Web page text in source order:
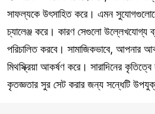
সাফল্যকে উৎসাহিত করে। এমন
চ্যালেঞ্জ করে। কারণ সেগুলো উল্লেখযোগ্য
পরিচালিত করবে। সামাজিকভাবে, আপনার
মিথস্ক্রিয়া আকর্ষণ করে। সারাদিনের
কৃতজ্ঞতার সুর সেট করার জন্য সন্ধেটি